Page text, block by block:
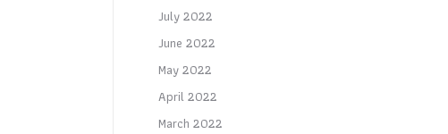
July 2022
June 2022
May 2022
April 2022
March 2022